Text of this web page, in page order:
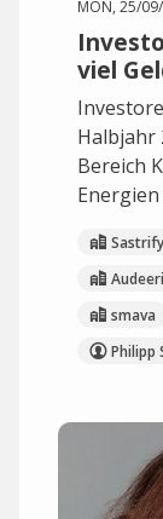
MON, 25/
viel
Halbjahr
Bereich
Sastrify
smava
Philipp